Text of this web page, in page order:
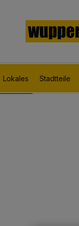
Lokales Stadtteile